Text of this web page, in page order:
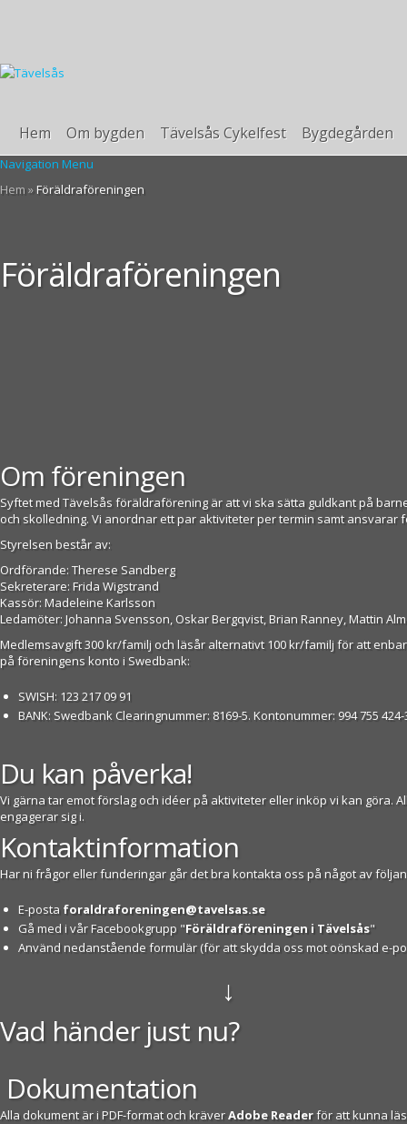
Hem Om bygden Tävelsås Cykelfest Bygdegården
Navigation Menu
Hem » Föräldraföreningen
Föräldraföreningen
Om föreningen
Syftet med Tävelsås föräldraförening är att vi ska sätta guldkant på
och skolledning. Vi anordnar ett par aktiviteter per termin samt ansvarar
Styrelsen består av:
Ordförande: Therese Sandberg
Sekreterare: Frida Wigstrand
Kassör: Madeleine Karlsson
Ledamöter: Johanna Svensson, Oskar Bergqvist, Brian Ranney, Mattin
Medlemsavgift 300 kr/familj och läsår alternativt 100 kr/familj för att
på föreningens konto i Swedbank:
SWISH: 123 217 09 91
BANK: Swedbank Clearingnummer: 8169-5. Kontonummer: 994 755 424-
Du kan påverka!
Vi gärna tar emot förslag och idéer på aktiviteter eller inköp vi kan göra.
engagerar sig i.
Kontaktinformation
Har ni frågor eller funderingar går det bra kontakta oss på något av
E-posta foraldraforeningen@tavelsas.se
Gå med i vår Facebookgrupp "Föräldraföreningen i Tävelsås"
Använd nedanstående formulär (för att skydda oss mot oönskad e-
↓
Vad händer just nu?
Dokumentation
Alla dokument är i PDF-format och kräverAdobe Readerför att kunna